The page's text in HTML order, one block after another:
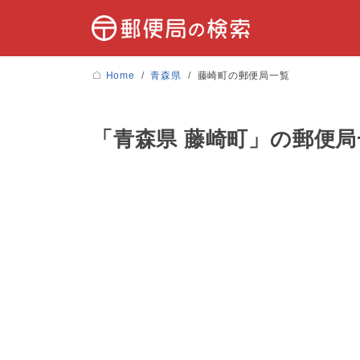
Home 青森県 藤崎町の郵便局一覧
「青森県 藤崎町」の郵便